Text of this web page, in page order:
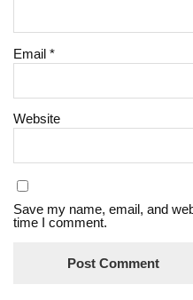
Email*
Website
Save my name, email, and
time I comment.